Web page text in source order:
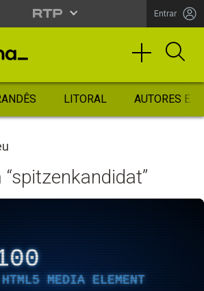
Entrar
LITORAL AUTORES
MEDIA ELEMENT